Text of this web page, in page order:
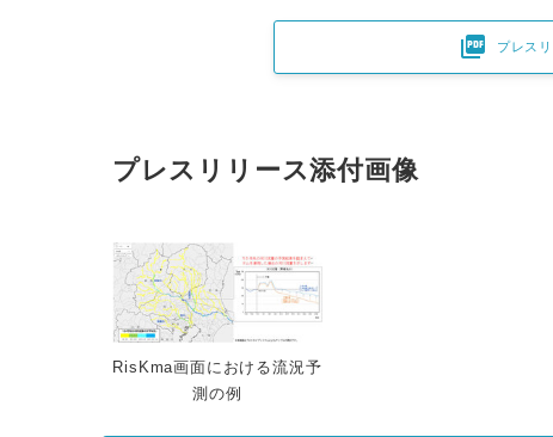
 プレス
プレスリリース添付画像
RisKma画面における流況予
測の例